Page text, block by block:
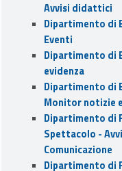
Avvisi didattici
Dipartimento di
Eventi
Dipartimento di
evidenza
Dipartimento di
Monitor notizie
Dipartimento di
Spettacolo -
Comunicazione
Dipartimento di